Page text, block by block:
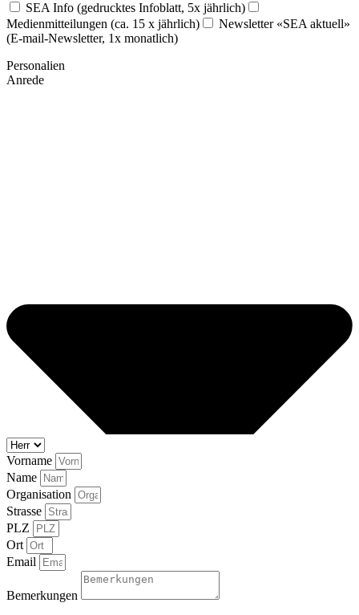
SEA Info (gedrucktes Infoblatt, 5x jährlich)
Medienmitteilungen (ca. 15 x jährlich)
Newsletter «SEA aktuell»
(E-mail-Newsletter, 1x monatlich)
Personalien
Anrede
Vorname
Name
Organisation
Strasse
PLZ
Ort
Email
Bemerkungen